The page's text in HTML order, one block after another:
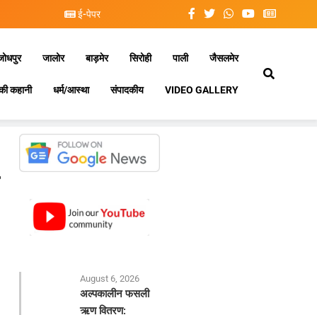
ई-पेपर
जालोर बाड़मेर सिरोही पाली जैसलमेर
कहानी धर्म/आस्था संपादकीय VIDEO GALLERY
August 6, 2026
अल्पकालीन फसली
ऋण वितरण: